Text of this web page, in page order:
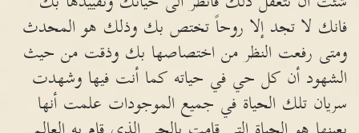
فانك لا تجد إلا روحاً تختص بك وذلك هو المحدث
ومتى رفعت النظر من اختصاصها بك وذقت من حيث
الشهود أن كل حي في حياته كما أنت فيها وشهدت
سريان تلك الحياة في جميع الموجودات علمت أنها